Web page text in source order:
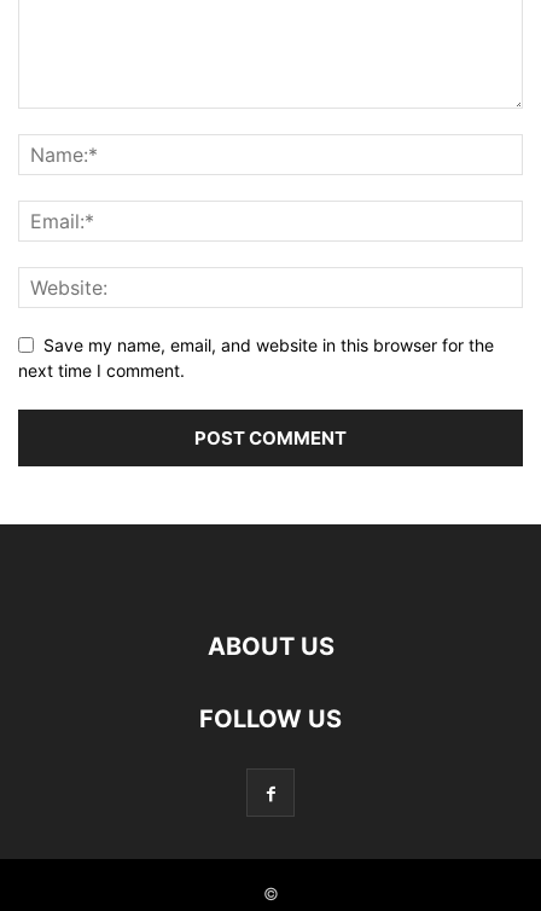
Save my name, email, and website in this browser for the
next time I comment.
ABOUT US
FOLLOW US
©